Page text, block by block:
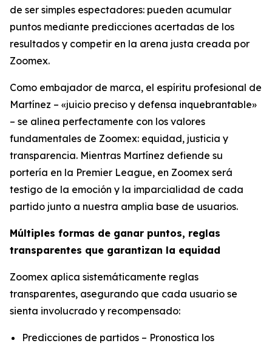
de ser simples espectadores: pueden acumular
puntos mediante predicciones acertadas de los
resultados y competir en la arena justa creada por
Zoomex.
Como embajador de marca, el espíritu profesional de
Martínez – «juicio preciso y defensa inquebrantable»
– se alinea perfectamente con los valores
fundamentales de Zoomex: equidad, justicia y
transparencia. Mientras Martínez defiende su
portería en la Premier League, en Zoomex será
testigo de la emoción y la imparcialidad de cada
partido junto a nuestra amplia base de usuarios.
Múltiples formas de ganar puntos, reglas
transparentes que garantizan la equidad
Zoomex aplica sistemáticamente reglas
transparentes, asegurando que cada usuario se
sienta involucrado y recompensado:
Predicciones de partidos – Pronostica los